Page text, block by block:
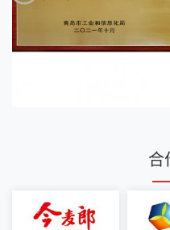
合